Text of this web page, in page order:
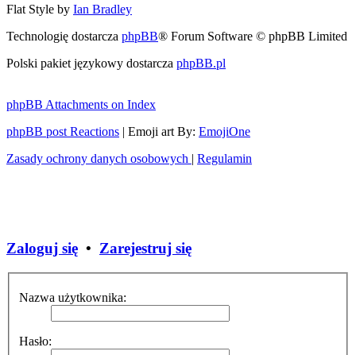
Flat Style by Ian Bradley
Technologię dostarcza phpBB® Forum Software © phpBB Limited
Polski pakiet językowy dostarcza phpBB.pl
phpBB Attachments on Index
phpBB post Reactions | Emoji art By: EmojiOne
Zasady ochrony danych osobowych | Regulamin
Zaloguj się • Zarejestruj się
Nazwa użytkownika:
Hasło: